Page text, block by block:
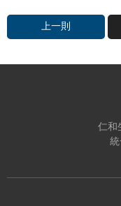
上一則
仁和